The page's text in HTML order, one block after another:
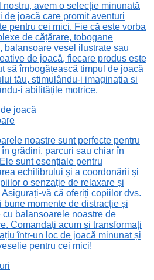
nostru, avem o selecție minunată
de joacă care promit aventuri
pentru cei mici. Fie că este vorba
de cățărare, tobogane
balansoare vesel ilustrate sau
de joacă, fiecare produs este
să îmbogățească timpul de joacă
tău, stimulându-i imaginația și
i abilitățile motrice.
joacă
noastre sunt perfecte pentru
grădini, parcuri sau chiar în
sunt esențiale pentru
echilibrului și a coordonării și
o senzație de relaxare și
Asigurați-vă că oferiți copiilor dvs.
bune momente de distracție și
cu balansoarele noastre de
Comandați acum și transformați
într-un loc de joacă minunat și
pentru cei mici!